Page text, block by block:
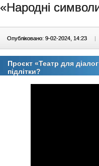
«Народні
Опубліковано: 9-02-2024, 14:23 |
Проєкт «Театр для
підлітки?